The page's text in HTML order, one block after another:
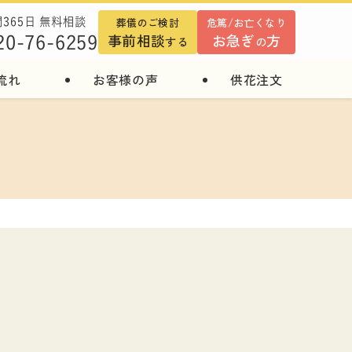
れ お客様の声 供花注文
365日 無料相談
76-6259
葬儀のご検討
事前相談する
危篤/お亡くなり
お急ぎの方